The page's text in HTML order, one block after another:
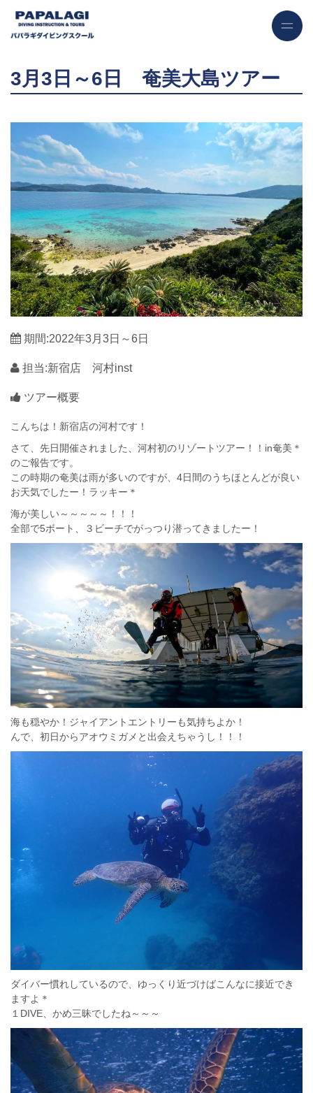
3月3日～6日 奄美大島ツアー
期間:2022年3月3日～6日
担当:新宿店 河村inst
ツアー概要
こんちは！新宿店の河村です！
さて、先日開催されました、河村初のリゾートツアー！！in奄美＊
のご報告です。
この時期の奄美は雨が多いのですが、4日間のうちほとんどが良い
お天気でしたー！ラッキー＊
海が美しい～～～～～！！！
全部で5ボート、３ビーチでがっつり潜ってきましたー！
海も穏やか！ジャイアントエントリーも気持ちよか！
んで、初日からアオウミガメと出会えちゃうし！！！
ダイバー慣れしているので、ゆっくり近づけばこんなに接近でき
ますよ＊
１DIVE、かめ三昧でしたね～～～